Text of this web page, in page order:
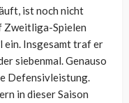
ist noch nicht
Zweitliga-Spielen
ein. Insgesamt traf er
siebenmal. Genauso
Defensivleistung.
in dieser Saison